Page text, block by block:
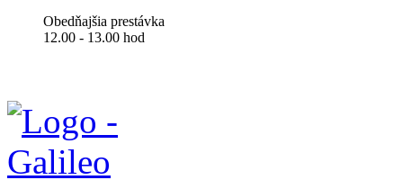
Obedňajšia prestávka
12.00 - 13.00 hod